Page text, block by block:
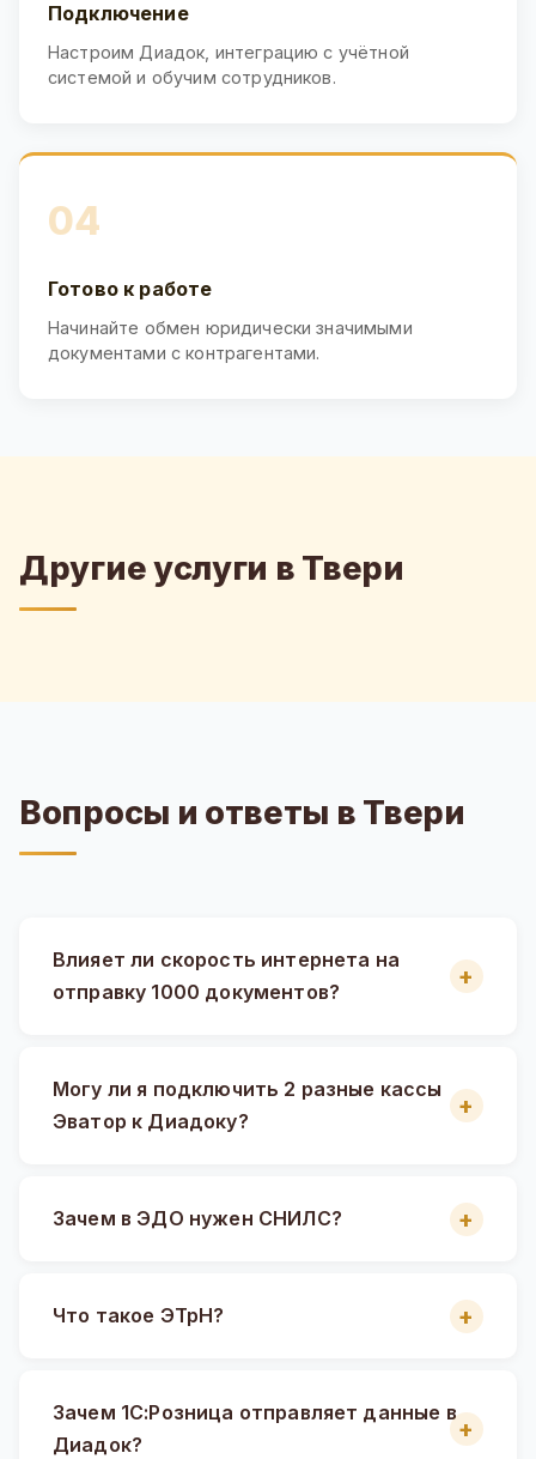
Подключение
Настроим Диадок, интеграцию с учётной
системой и обучим сотрудников.
04
Готово к работе
Начинайте обмен юридически значимыми
документами с контрагентами.
Другие услуги в Твери
Вопросы и ответы в Твери
Влияет ли скорость интернета на
отправку 1000 документов?
Могу ли я подключить 2 разные кассы
Эватор к Диадоку?
Зачем в ЭДО нужен СНИЛС?
Что такое ЭТрН?
Зачем 1С:Розница отправляет данные в
Диадок?